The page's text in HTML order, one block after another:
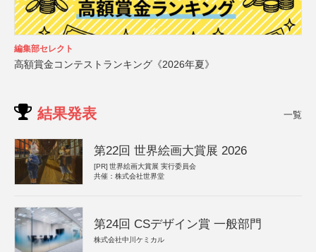
編集部セレクト
高額賞金コンテストランキング《2026年夏》
結果発表 一覧
第22回 世界絵画大賞展 2026
[PR] 世界絵画大賞展 実行委員会
共催：株式会社世界堂
第24回 CSデザイン賞 一般部門
株式会社中川ケミカル